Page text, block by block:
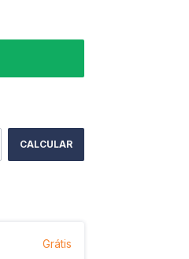
CALCULAR
Grátis